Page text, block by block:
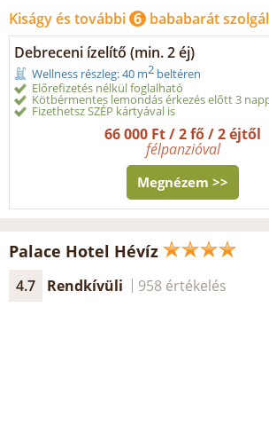
Kiságy és további 6 bababarát
Debreceni ízelítő (min. 2 éj)
Wellness részleg: 40 m2 beltéren
Előrefizetés nélkül foglalható
Kötbérmentes lemondás érkezés előtt 3
Fizethetsz SZÉP kártyával is
66 000 Ft / 2 fő / 2 éjtől
félpanzióval
Megnézem >>
Palace Hotel Hévíz
4.7 Rendkívüli 958 értékelés